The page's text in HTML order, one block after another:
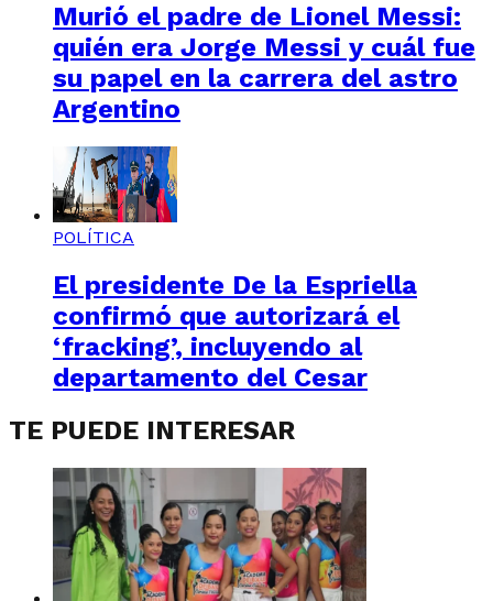
Murió el padre de Lionel Messi:
quién era Jorge Messi y cuál fue
su papel en la carrera del astro
Argentino
POLÍTICA
El presidente De la Espriella
confirmó que autorizará el
‘fracking’, incluyendo al
departamento del Cesar
TE PUEDE INTERESAR